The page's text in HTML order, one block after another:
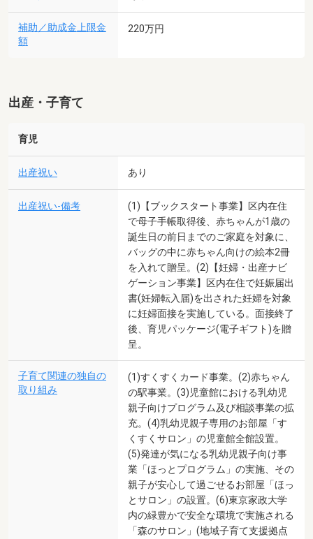
補助／助成金上限金
額
220万円
出産・子育て
育児
出産祝い あり
出産祝い-備考
(1)【ブックスタート事業】区内在住
で母子手帳取得後、赤ちゃんが1歳の
誕生日の前日までのご家庭を対象に、
バッグの中に赤ちゃん向けの絵本2冊
を入れて贈呈。(2)【妊婦・出産ナビ
ゲーション事業】区内在住で妊娠届出
書(妊婦転入届)を出された妊婦を対象
に妊婦面接を実施している。面接終了
後、育児パッケージ(電子ギフト)を贈
呈。
子育て関連の独自の
取り組み
(1)すくすくカード事業。(2)赤ちゃん
の駅事業。(3)児童館における乳幼児
親子向けプログラム及び相談事業の拡
充。(4)乳幼児親子専用のお部屋「す
くすくサロン」の児童館全館設置。
(5)発達が気になる乳幼児親子向け事
業「ほっとプログラム」の実施、その
親子が安心して過ごせるお部屋「ほっ
とサロン」の設置。(6)東京家政大学
内の緑豊かで安全な環境で実施される
「森のサロン」(地域子育て支援拠点